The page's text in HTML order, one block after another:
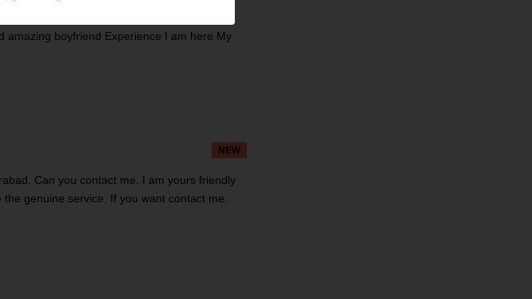
Hi This is Haricharan I provide personal
amazing boyfriend Experience I am here My
NEW
Can you contact me. I am yours friendly
genuine service. If you want contact me.